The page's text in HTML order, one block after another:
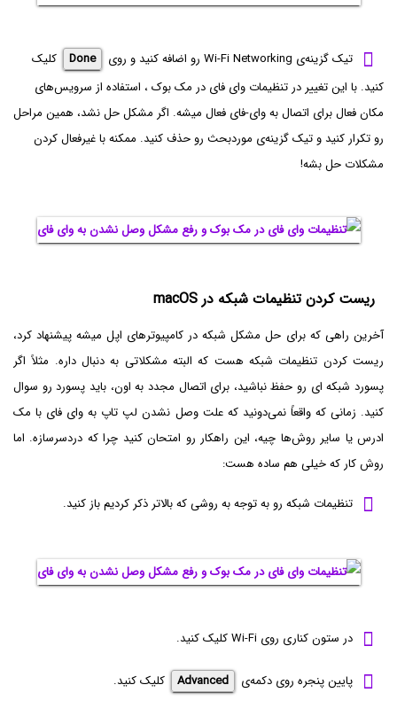
تیک گزینه‌ی Wi-Fi Networking رو اضافه کنید و روی Done
کلیک
کنید. با این تغییر در تنظیمات وای فای در مک بوک ، استفاده از سرویس‌های
مکان فعال برای اتصال به وای-فای فعال میشه. اگر مشکل حل نشد، همین مراحل
رو تکرار کنید و تیک گزینه‌ی موردبحث رو حذف کنید. ممکنه با غیرفعال کردن
مشکلات حل بشه!
ریست کردن تنظیمات شبکه در macOS
آخرین راهی که برای حل مشکل شبکه در کامپیوترهای اپل میشه پیشنهاد کرد،
ریست کردن تنظیمات شبکه هست که البته مشکلاتی به دنبال داره. مثلاً اگر
پسورد شبکه ای رو حفظ نباشید، برای اتصال مجدد به اون، باید پسورد رو سوال
کنید. زمانی که واقعاً نمی‌دونید که علت وصل نشدن لپ تاپ به وای فای با مک
ادرس یا سایر روش‌ها چیه، این راهکار رو امتحان کنید چرا که دردسرسازه. اما
روش کار که خیلی هم ساده هست:
تنظیمات شبکه رو به توجه به روشی که بالاتر ذکر کردیم باز کنید.
در ستون کناری روی Wi-Fi کلیک کنید.
پایین پنجره روی دکمه‌ی Advanced کلیک کنید.